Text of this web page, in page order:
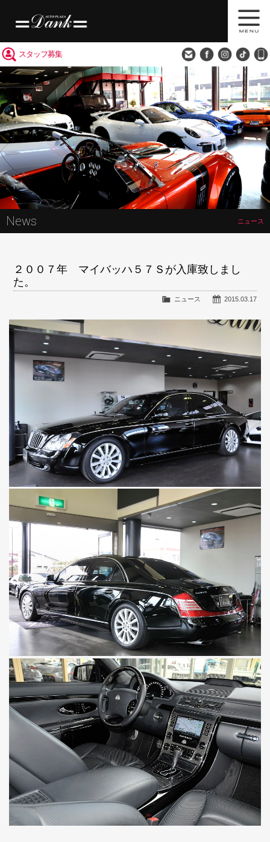
スタッフ募集
News ニュース
２００７年 マイバッハ５７Ｓが入庫致しまし
た。
2015.03.17
ニュース